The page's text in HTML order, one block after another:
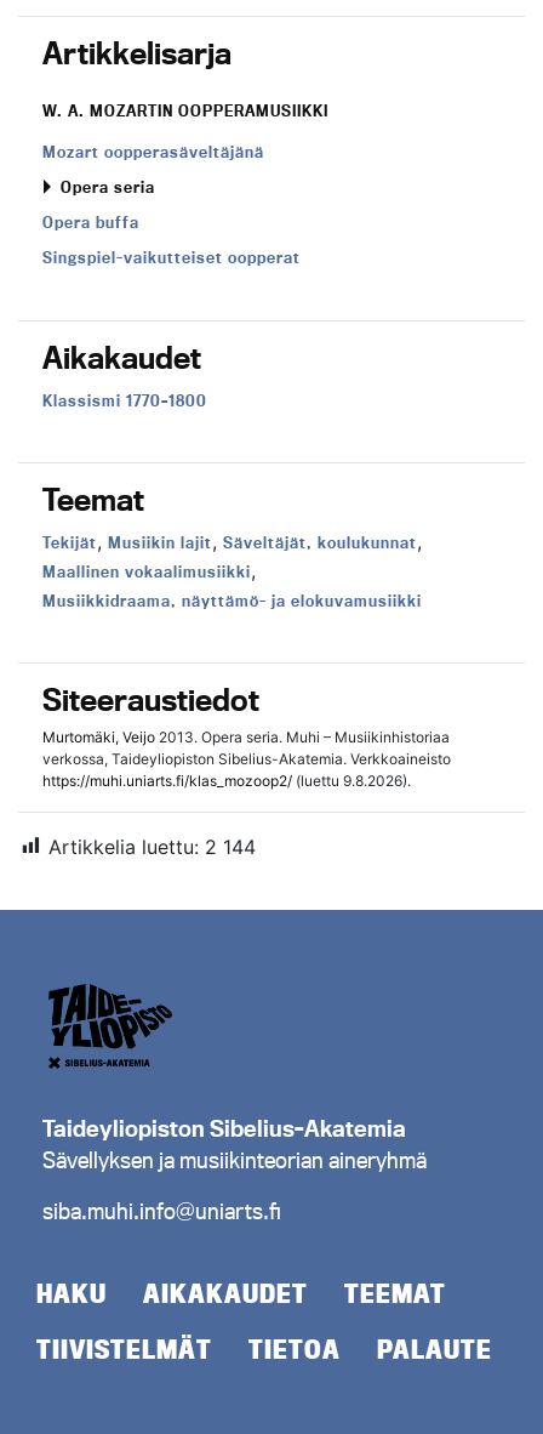
Artikkelisarja
W. A. MOZARTIN OOPPERAMUSIIKKI
Mozart oopperasäveltäjänä
Opera seria
Opera buffa
Singspiel-vaikutteiset oopperat
Aikakaudet
Aikakausi:
Klassismi 1770–1800
Teemat
Teema:
Tekijät, Teema:
Musiikin lajit, Teema:
Säveltäjät, koulukunnat,
Teema:
Maallinen vokaalimusiikki,
Teema:
Musiikkidraama, näyttämö- ja elokuvamusiikki
Siteeraustiedot
Murtomäki, Veijo 2013. Opera seria. Muhi – Musiikinhistoriaa
verkossa, Taideyliopiston Sibelius-Akatemia. Verkkoaineisto
https://muhi.uniarts.fi/klas_mozoop2/ (luettu 9.8.2026).
Artikkelia luettu: 2 144
Taideyliopiston Sibelius-Akatemia
Sävellyksen ja musiikinteorian aineryhmä
siba.muhi.info@uniarts.fi
HAKU AIKAKAUDET
TEEMAT
TIIVISTELMÄT
TIETOA PALAUTE